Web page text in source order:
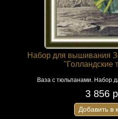
Набор для вышивания
"Голландские
Ваза с тюльпанами. Набор
3 856
Добавить в